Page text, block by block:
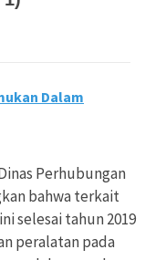
Dalam
Perhubungan
bahwa terkait
selesai tahun 2019
peralatan pada